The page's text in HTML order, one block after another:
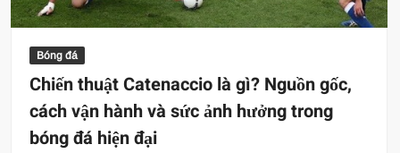
Bóng đá
Chiến thuật Catenaccio là gì? Nguồn gốc,
cách vận hành và sức ảnh hưởng trong
bóng đá hiện đại